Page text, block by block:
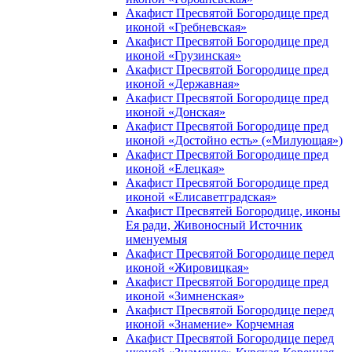
Акафист Пресвятой Богородице пред
иконой «Гребневская»
Акафист Пресвятой Богородице пред
иконой «Грузинская»
Акафист Пресвятой Богородице пред
иконой «Державная»
Акафист Пресвятой Богородице пред
иконой «Донская»
Акафист Пресвятой Богородице пред
иконой «Достойно есть» («Милующая»)
Акафист Пресвятой Богородице пред
иконой «Елецкая»
Акафист Пресвятой Богородице пред
иконой «Елисаветградская»
Акафист Пресвятей Богородице, иконы
Ея ради, Живоносный Источник
именуемыя
Акафист Пресвятой Богородице перед
иконой «Жировицкая»
Акафист Пресвятой Богородице пред
иконой «Зимненская»
Акафист Пресвятой Богородице перед
иконой «Знамение» Корчемная
Акафист Пресвятой Богородице перед